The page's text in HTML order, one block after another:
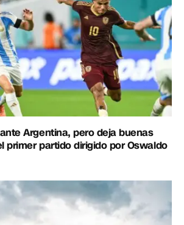
Argentina, pero deja buenas
primer partido dirigido por Oswaldo